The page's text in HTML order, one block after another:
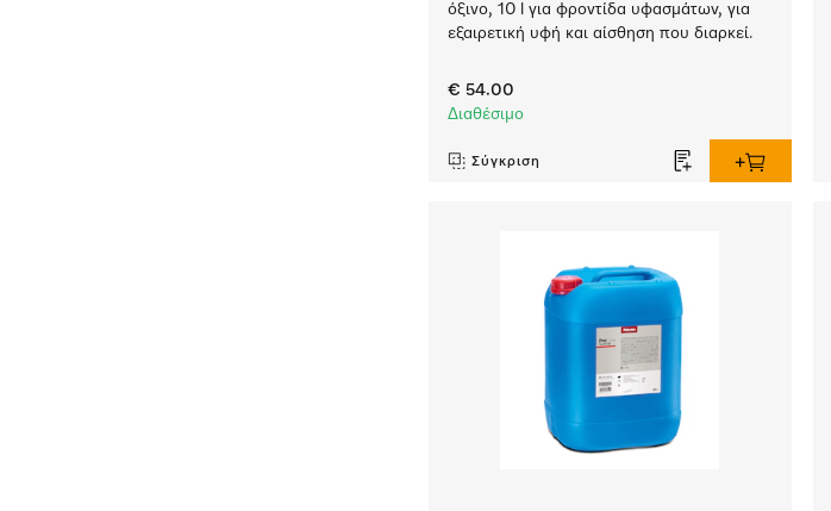
όξινο, 10 l για φροντίδα υφασμάτων, για
εξαιρετική υφή και αίσθηση που διαρκεί.
€ 54.00
Διαθέσιμο
Σύγκριση